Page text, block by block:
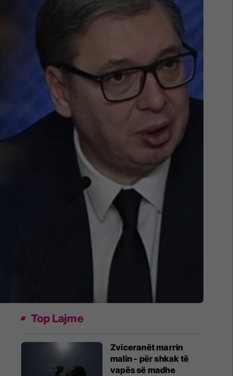
Top Lajme
Zviceranët marrin
malin - për shkak të
vapës së madhe